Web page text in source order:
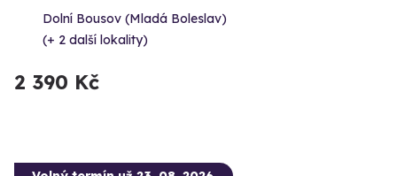
Dolní Bousov (Mladá Boleslav)
(+ 2 další lokality)
2 390 Kč